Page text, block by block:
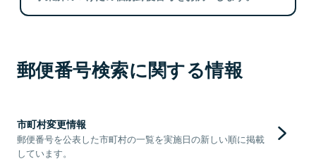
郵便番号検索に関する情報
市町村変更情報
郵便番号を公表した市町村の一覧を実施日の新しい順に掲載
しています。